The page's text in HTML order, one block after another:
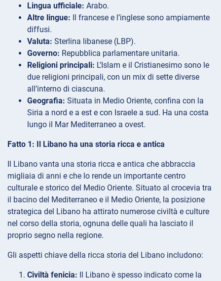
Lingua ufficiale: Arabo.
Altre lingue: Il francese e l’inglese sono ampiamente
diffusi.
Valuta: Sterlina libanese (LBP).
Governo: Repubblica parlamentare unitaria.
Religioni principali: L’Islam e il Cristianesimo sono le
due religioni principali, con un mix di sette diverse
all’interno di ciascuna.
Geografia: Situata in Medio Oriente, confina con la
Siria a nord e a est e con Israele a sud. Ha una costa
lungo il Mar Mediterraneo a ovest.
Fatto 1: Il Libano ha una storia ricca e antica
Il Libano vanta una storia ricca e antica che abbraccia
migliaia di anni e che lo rende un importante centro
culturale e storico del Medio Oriente. Situato al crocevia tra
il bacino del Mediterraneo e il Medio Oriente, la posizione
strategica del Libano ha attirato numerose civiltà e culture
nel corso della storia, ognuna delle quali ha lasciato il
proprio segno nella regione.
Gli aspetti chiave della ricca storia del Libano includono:
Civiltà fenicia: Il Libano è spesso indicato come la